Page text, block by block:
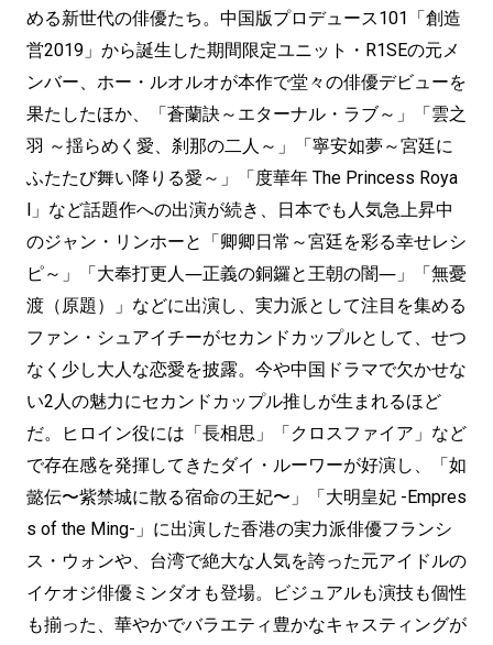
める新世代の俳優たち。中国版プロデュース101「創造
営2019」から誕生した期間限定ユニット・R1SEの元メ
ンバー、ホー・ルオルオが本作で堂々の俳優デビューを
果たしたほか、「蒼蘭訣～エターナル・ラブ～」「雲之
羽 ～揺らめく愛、刹那の二人～」「寧安如夢～宮廷に
ふたたび舞い降りる愛～」「度華年 The Princess Roya
l」など話題作への出演が続き、日本でも人気急上昇中
のジャン・リンホーと「卿卿日常～宮廷を彩る幸せレシ
ピ～」「大奉打更人―正義の銅鑼と王朝の闇―」「無憂
渡（原題）」などに出演し、実力派として注目を集める
ファン・シュアイチーがセカンドカップルとして、せつ
なく少し大人な恋愛を披露。今や中国ドラマで欠かせな
い2人の魅力にセカンドカップル推しが生まれるほど
だ。ヒロイン役には「長相思」「クロスファイア」など
で存在感を発揮してきたダイ・ルーワーが好演し、「如
懿伝〜紫禁城に散る宿命の王妃〜」「大明皇妃 -Empres
s of the Ming-」に出演した香港の実力派俳優フランシ
ス・ウォンや、台湾で絶大な人気を誇った元アイドルの
イケオジ俳優ミンダオも登場。ビジュアルも演技も個性
も揃った、華やかでバラエティ豊かなキャスティングが